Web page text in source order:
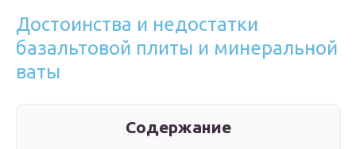
Достоинства и недостатки
базальтовой плиты и минеральной
ваты
Содержание